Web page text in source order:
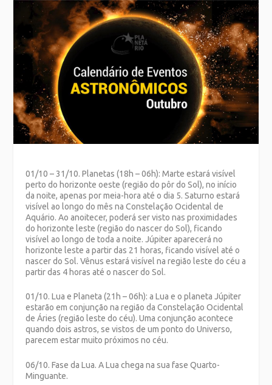
01/10 – 31/10. Planetas (18h – 06h): Marte estará visível
perto do horizonte oeste (região do pôr do Sol), no início
da noite, apenas por meia-hora até o dia 5. Saturno estará
visível ao longo do mês na Constelação Ocidental de
Aquário. Ao anoitecer, poderá ser visto nas proximidades
do horizonte leste (região do nascer do Sol), ficando
visível ao longo de toda a noite. Júpiter aparecerá no
horizonte leste a partir das 21 horas, ficando visível até o
nascer do Sol. Vênus estará visível na região leste do céu a
partir das 4 horas até o nascer do Sol.
01/10. Lua e Planeta (21h – 06h): a Lua e o planeta Júpiter
estarão em conjunção na região da Constelação Ocidental
de Áries (região leste do céu). Uma conjunção acontece
quando dois astros, se vistos de um ponto do Universo,
parecem estar muito próximos no céu.
06/10. Fase da Lua. A Lua chega na sua fase Quarto-
Minguante.